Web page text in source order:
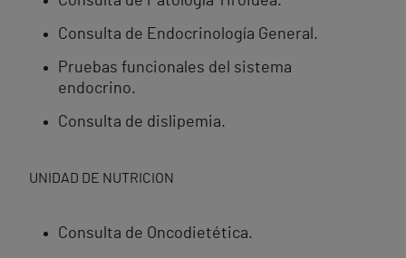
Consulta de Endocrinología General.
Pruebas funcionales del sistema
endocrino.
Consulta de dislipemia.
UNIDAD DE NUTRICION
Consulta de Oncodietética.